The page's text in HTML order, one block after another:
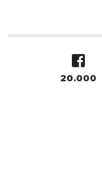
20.000